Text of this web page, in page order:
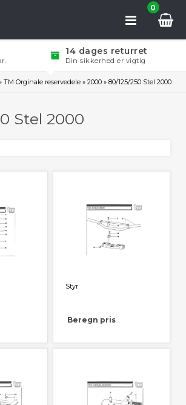
0
14 dages returret
Din sikkerhed er vigtig
TM Orginale reservedele »2000 »80/125/250 Stel 2000
Stel 2000
Styr
Beregn pris